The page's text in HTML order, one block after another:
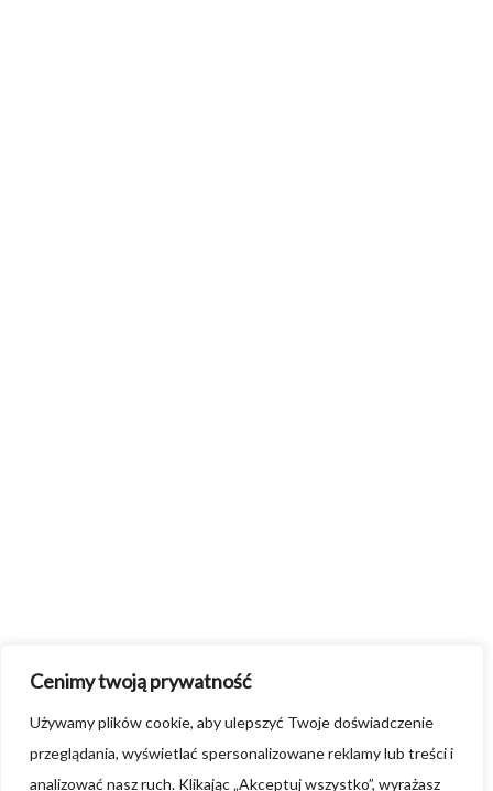
Cenimy twoją prywatność
Używamy plików cookie, aby ulepszyć Twoje doświadczenie
przeglądania, wyświetlać spersonalizowane reklamy lub treści i
analizować nasz ruch. Klikając „Akceptuj wszystko”, wyrażasz